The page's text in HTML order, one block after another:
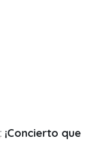
: ¡Concierto que